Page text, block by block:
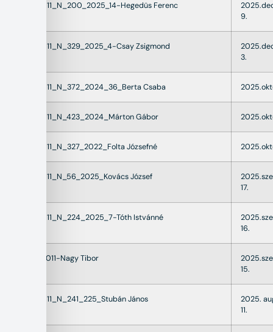
22011_N_200_2025_14-Hegedüs Ferenc
9.
22011_N_329_2025_4-Csay Zsigmond
3.
22011_N_372_2024_36_Berta Csaba
22011_N_423_2024_Márton Gábor
22011_N_327_2022_Folta Józsefné
22011_N_56_2025_Kovács József
17.
22011_N_224_2025_7-Tóth Istvánné
16.
K22011-Nagy Tibor
15.
22011_N_241_225_Stubán János
2025.
11.